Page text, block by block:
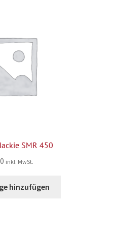
SMR 450
inkl. MwSt.
hinzufügen